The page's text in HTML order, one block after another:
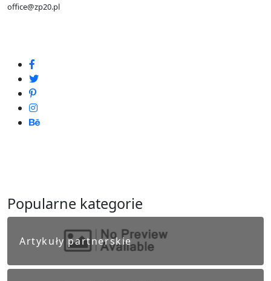
office@zp20.pl
Popularne kategorie
Artykuły partnerskie